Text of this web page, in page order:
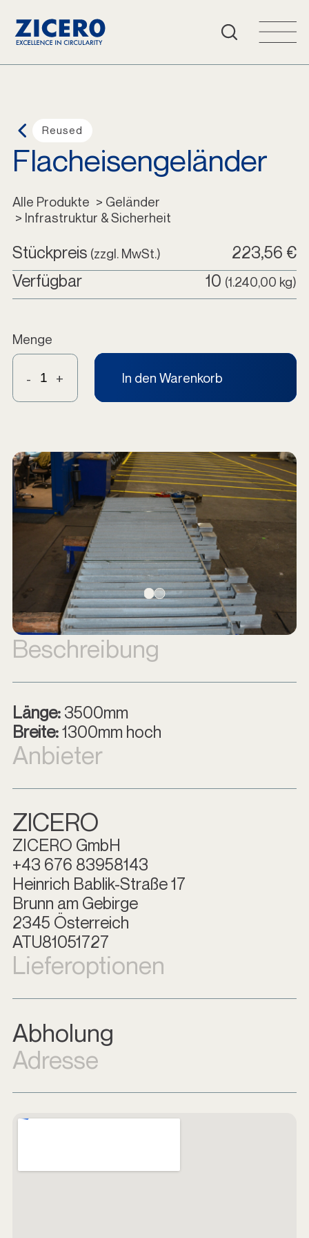
Deutsch
Reused
Flacheisengeländer
Alle Produkte > Geländer
> Infrastruktur & Sicherheit
Stückpreis (zzgl. MwSt.)
223,56 €
Verfügbar
10 (1.240,00 kg)
Menge
- + In den Warenkorb
Beschreibung
Länge:3500mm
Breite:1300mm hoch
Anbieter
ZICERO
ZICERO GmbH
+43 676 83958143
Heinrich Bablik-Straße 17
Brunn am Gebirge
2345 Österreich
ATU81051727
Lieferoptionen
Abholung
Adresse